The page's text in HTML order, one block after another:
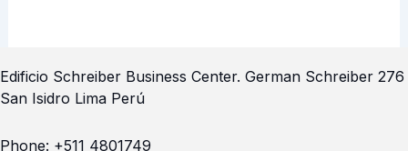
Edificio Schreiber Business Center. German Schreiber 276
San Isidro Lima Perú
Phone: +511 4801749